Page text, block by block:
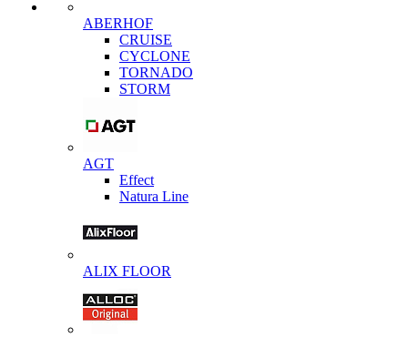
ABERHOF
CRUISE
CYCLONE
TORNADO
STORM
AGT
Effect
Natura Line
ALIX FLOOR